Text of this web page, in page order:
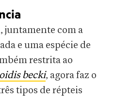
juntamente com a
e uma espécie de
restrita ao
becki, agora faz o
tipos de répteis